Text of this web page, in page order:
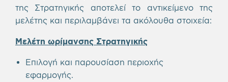
της Στρατηγικής αποτελεί το αντικείμενο της
μελέτης και περιλαμβάνει τα ακόλουθα στοιχεία:
Μελέτη ωρίμανσης Στρατηγικής
Επιλογή και παρουσίαση περιοχής
εφαρμογής.